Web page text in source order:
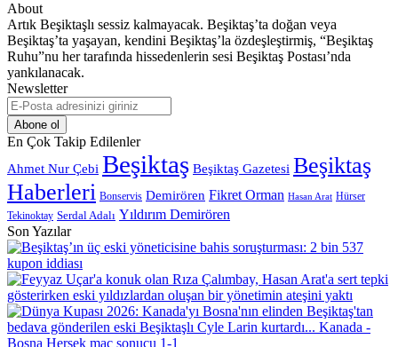
About
Artık Beşiktaşlı sessiz kalmayacak. Beşiktaş’ta doğan veya
Beşiktaş’ta yaşayan, kendini Beşiktaş’la özdeşleştirmiş, “Beşiktaş
Ruhu”nu her tarafında hissedenlerin sesi Beşiktaş Postası’nda
yankılanacak.
Newsletter
E-
Posta
adresinizi
giriniz
En Çok Takip Edilenler
Ahmet Nur Çebi Beşiktaş Beşiktaş Gazetesi Beşiktaş
Haberleri Bonservis Demirören Fikret Orman Hasan Arat Hürser
Tekinoktay Serdal Adalı Yıldırım Demirören
Son Yazılar